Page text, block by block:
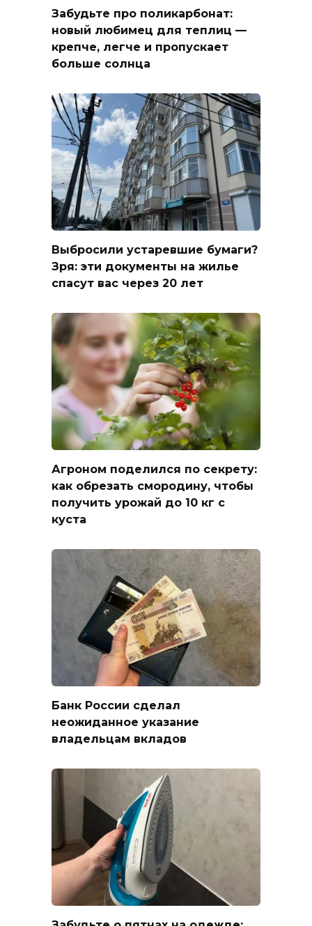
Забудьте про поликарбонат:
новый любимец для теплиц —
крепче, легче и пропускает
больше солнца
Выбросили устаревшие бумаги?
Зря: эти документы на жилье
спасут вас через 20 лет
Агроном поделился по секрету:
как обрезать смородину, чтобы
получить урожай до 10 кг с
куста
Банк России сделал
неожиданное указание
владельцам вкладов